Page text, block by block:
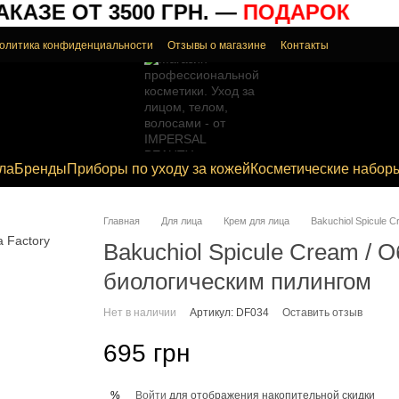
ОТ 3500 ГРН. —ПОДАРОК
конфиденциальности Отзывы о магазине Контакты
БрендыПриборы по уходу за кожейКосметические
Главная Для лица Крем для лица Bakuchiol Spicule
Bakuchiol Spicule Cream /
биологическим пилингом
Нет в наличии Артикул: DF034 Оставить отзыв
695 грн
% Войти для отображения накопительной скидки